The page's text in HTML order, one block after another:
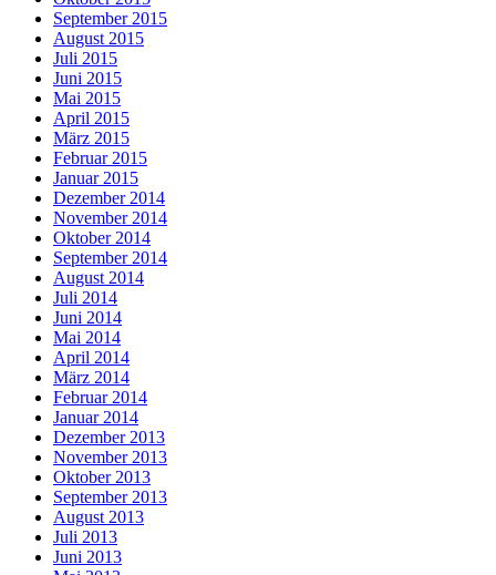
September 2015
August 2015
Juli 2015
Juni 2015
Mai 2015
April 2015
März 2015
Februar 2015
Januar 2015
Dezember 2014
November 2014
Oktober 2014
September 2014
August 2014
Juli 2014
Juni 2014
Mai 2014
April 2014
März 2014
Februar 2014
Januar 2014
Dezember 2013
November 2013
Oktober 2013
September 2013
August 2013
Juli 2013
Juni 2013